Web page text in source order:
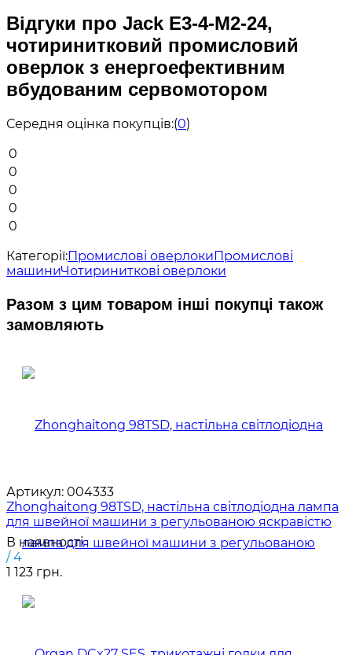
Відгуки про Jack E3-4-M2-24,
чотиринитковий промисловий
оверлок з енергоефективним
вбудованим сервомотором
Середня оцінка покупців:(0)
0
0
0
0
0
Категорії:Промислові оверлоки Промислові
машиниЧотириниткові оверлоки
Разом з цим товаром інші покупці також
замовляють
Артикул: 004333
Zhonghaitong 98TSD, настільна світлодіодна лампа
для швейної машини з регульованою яскравістю
В наявності
/ 4
1 123 грн.